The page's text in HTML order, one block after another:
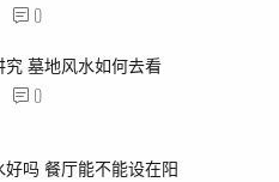
0
究 墓地风水如何去看
0
吗 餐厅能不能设在阳